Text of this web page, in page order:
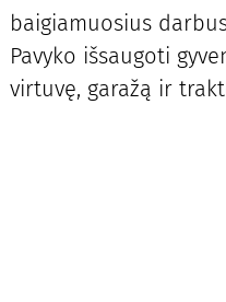
baigiamuosius
Pavyko išsaugoti
virtuvę, garažą ir